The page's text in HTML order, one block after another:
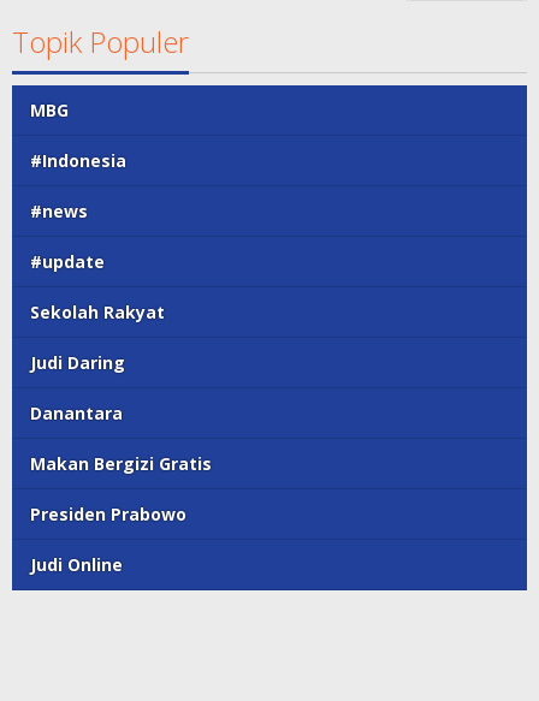
Topik Populer
MBG
#Indonesia
#news
#update
Sekolah Rakyat
Judi Daring
Danantara
Makan Bergizi Gratis
Presiden Prabowo
Judi Online